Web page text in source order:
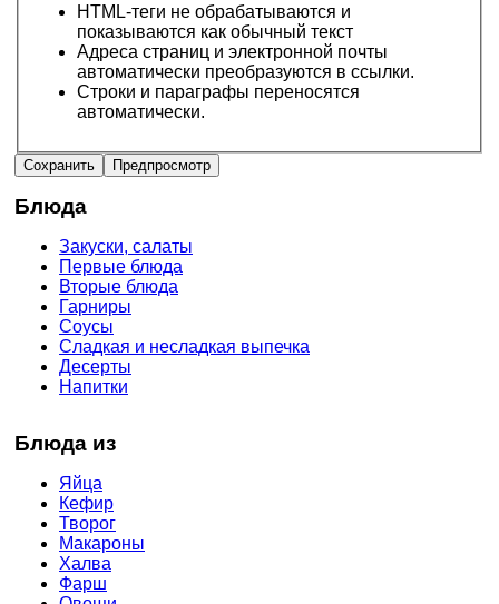
HTML-теги не обрабатываются и
показываются как обычный текст
Адреса страниц и электронной почты
автоматически преобразуются в ссылки.
Строки и параграфы переносятся
автоматически.
Блюда
Закуски, салаты
Первые блюда
Вторые блюда
Гарниры
Соусы
Сладкая и несладкая выпечка
Десерты
Напитки
Блюда из
Яйца
Кефир
Творог
Макароны
Халва
Фарш